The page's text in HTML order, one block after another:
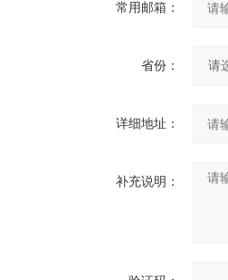
常用邮箱：
省份：
详细地址：
补充说明：